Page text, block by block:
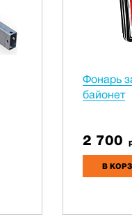
Фонарь
байонет
2 700
В